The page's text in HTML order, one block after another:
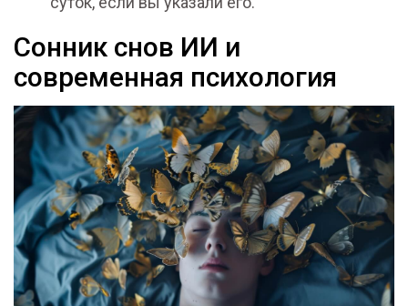
Сонник снов ИИ и
современная психология